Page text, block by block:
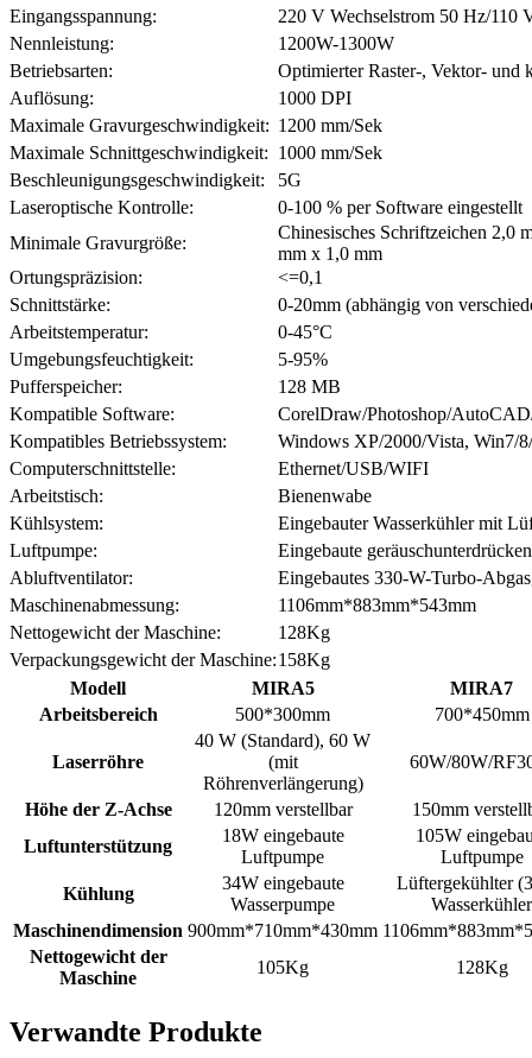
Eingangsspannung:
220 V Wechselstrom 50 Hz/110
Nennleistung:
1200W-1300W
Betriebsarten:
Optimierter Raster-, Vektor- und
Auflösung:
1000 DPI
Maximale Gravurgeschwindigkeit: 1200 mm/Sek
Maximale Schnittgeschwindigkeit: 1000 mm/Sek
Beschleunigungsgeschwindigkeit:
5G
Laseroptische Kontrolle:
0-100 % per Software eingestellt
Minimale Gravurgröße:
Chinesisches Schriftzeichen 2,0
mm x 1,0 mm
Ortungspräzision:
<=0,1
Schnittstärke:
0-20mm (abhängig von
Arbeitstemperatur:
0-45°C
Umgebungsfeuchtigkeit:
5-95%
Pufferspeicher:
128 MB
Kompatible Software:
CorelDraw/Photoshop/
Kompatibles Betriebssystem:
Windows XP/2000/Vista, Win7/
Computerschnittstelle:
Ethernet/USB/WIFI
Arbeitstisch:
Bienenwabe
Kühlsystem:
Eingebauter Wasserkühler mit
Luftpumpe:
Eingebaute
Abluftventilator:
Eingebautes 330-W-Turbo-
Maschinenabmessung:
1106mm*883mm*543mm
Nettogewicht der Maschine:
128Kg
Verpackungsgewicht der Maschine:158Kg
Modell
MIRA5
MIRA7
Arbeitsbereich
500*300mm 700*450mm
Laserröhre
40 W (Standard), 60 W
(mit
Röhrenverlängerung)
60W/80W/
Höhe der Z-Achse 120mm verstellbar
150mm
Luftunterstützung
18W eingebaute
Luftpumpe
105W
Luftpumpe
Kühlung
34W eingebaute
Wasserpumpe
Lüftergekühlter
Wasserkühler
Maschinendimension 900mm*710mm*430mm
Nettogewicht der
Maschine
105Kg 128Kg
Verwandte Produkte